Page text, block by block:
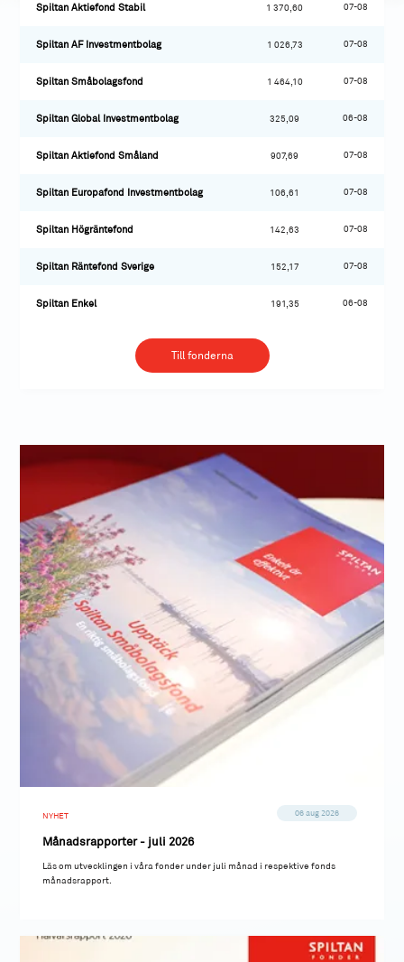
Spiltan Aktiefond Stabil 1 370,60 07-08
Spiltan AF Investmentbolag 1 026,73 07-08
Spiltan Småbolagsfond 1 464,10 07-08
Spiltan Global Investmentbolag 325,09 06-08
Spiltan Aktiefond Småland 907,69 07-08
Spiltan Europafond Investmentbolag 106,61 07-08
Spiltan Högräntefond 142,63 07-08
Spiltan Räntefond Sverige 152,17 07-08
Spiltan Enkel 191,35 06-08
Till fonderna
NYHET 06 aug 2026
Månadsrapporter - juli 2026
Läs om utvecklingen i våra fonder under juli månad i respektive fonds
månadsrapport.